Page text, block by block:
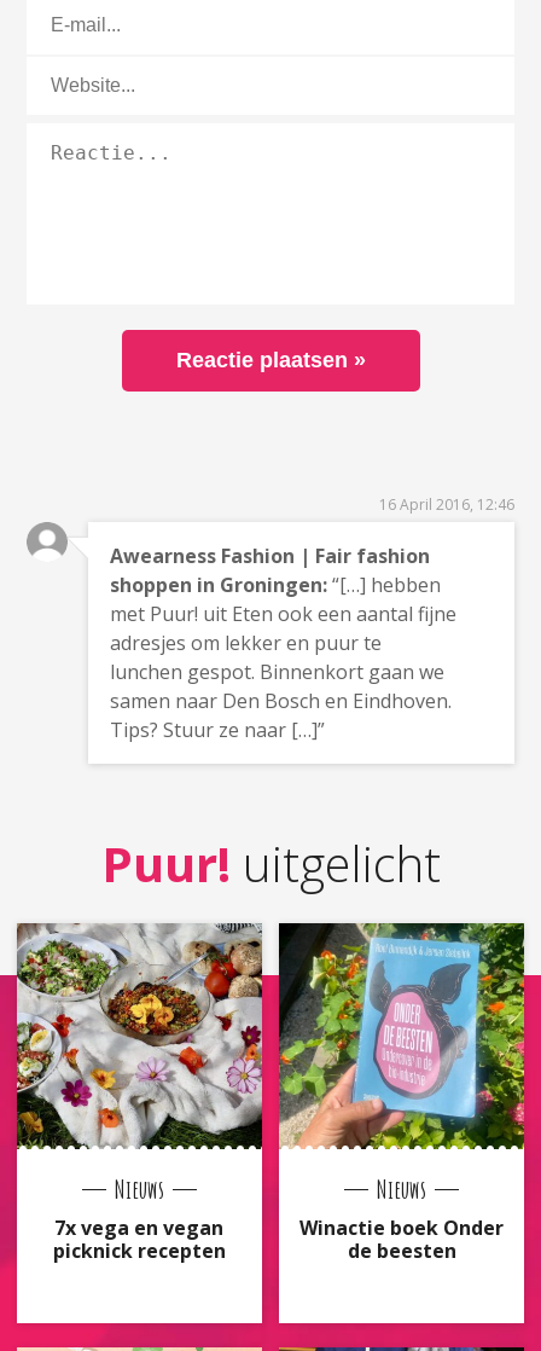
16 April 2016, 12:46
Awearness Fashion | Fair fashion
shoppen in Groningen:“[…] hebben
met Puur! uit Eten ook een aantal fijne
adresjes om lekker en puur te
lunchen gespot. Binnenkort gaan we
samen naar Den Bosch en Eindhoven.
Tips? Stuur ze naar […]”
Puur! uitgelicht
Nieuws
7x vega en vegan
picknick recepten
Nieuws
Winactie boek Onder
de beesten